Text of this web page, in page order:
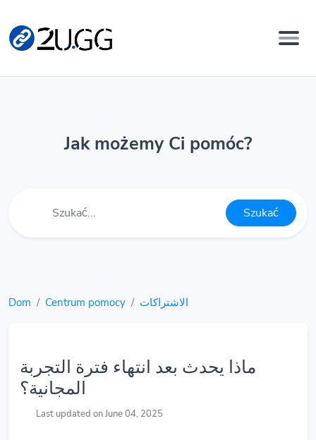
Jak możemy Ci pomóc?
Szukać
Dom Centrum pomocy الاشتراكات
ماذا يحدث بعد انتهاء فترة التجربة
المجانية؟
Last updated on June 04, 2025